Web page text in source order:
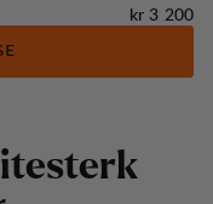
Pris:
kr 3 200
itesterk